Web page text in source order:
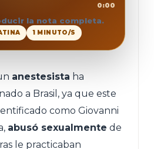
0:00
la nota completa.
1 MINUTO/S
anestesista ha
a Brasil, ya que este
como Giovanni
abusó sexualmente de
le practicaban